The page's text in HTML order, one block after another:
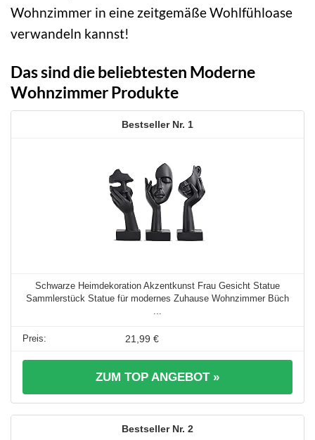
Wohnzimmer in eine zeitgemäße Wohlfühloase
verwandeln kannst!
Das sind die beliebtesten Moderne
Wohnzimmer Produkte
1
Schwarze Heimdekoration Akzentkunst Frau Gesicht Statue
Sammlerstück Statue für modernes Zuhause Wohnzimmer Büch
...
21,99 €
ZUM TOP ANGEBOT »
2